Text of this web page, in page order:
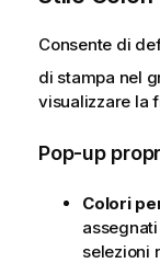
Consente di
di stampa nel
visualizzare la
Pop-up
Colori
selezioni